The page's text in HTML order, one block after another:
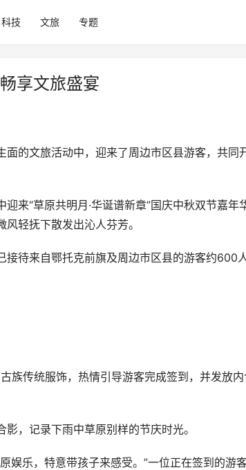
科技 文旅 专题
享文旅盛宴
的文旅活动中，迎来了周边市区县游客，共同
来“草原共明月·华诞谱新章”国庆中秋双节嘉年
轻抚下散发出沁人芬芳。
待来自鄂托克前旗及周边市区县的游客约600
族传统服饰，热情引导游客完成签到，并发放
，记录下雨中草原别样的节庆时光。
娱乐，特意带孩子来感受。”一位正在签到的游